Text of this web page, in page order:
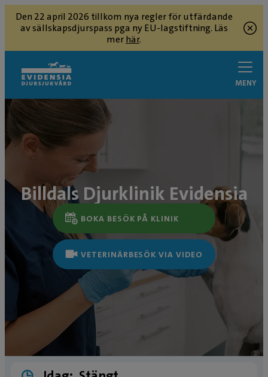
Den 22 april 2026 tillkom nya regler för utfärdande
av sällskapsdjurspass pga ny EU-lagstiftning. Läs
merhär.
MENY
Billdals Djurklinik Evidensia
BOKA BESÖK PÅ KLINIK
VETERINÄRBESÖK VIA VIDEO